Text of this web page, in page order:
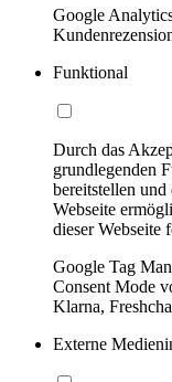
Google
Funktional
Durch das
grundlegenden
bereitstellen
Webseite
dieser Webseite
Google Tag
Consent Mode
Klarna,
Externe